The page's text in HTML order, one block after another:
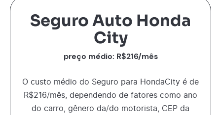
Seguro Auto Honda
City
preço médio: R$216/mês
O custo médio do Seguro para HondaCity é de
R$216/mês, dependendo de fatores como ano
do carro, gênero da/do motorista, CEP da